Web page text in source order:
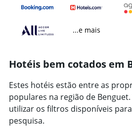
...e mais
Hotéis bem cotados em
Estes hotéis estão entre as
populares na região de
utilizar os filtros disponíveis
pesquisa.